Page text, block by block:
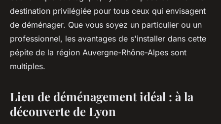
destination privilégiée pour tous ceux qui envisagent
de déménager. Que vous soyez un particulier ou un
professionnel, les avantages de s'installer dans cette
pépite de la région Auvergne-Rhône-Alpes sont
multiples.
Lieu de déménagement idéal : à la
découverte de Lyon